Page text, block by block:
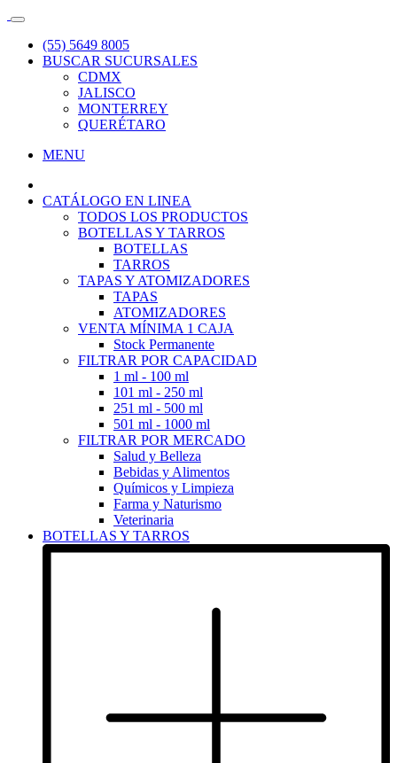
(55) 5649 8005
BUSCAR SUCURSALES
CDMX
JALISCO
MONTERREY
QUERÉTARO
MENU
CATÁLOGO EN LINEA
TODOS LOS PRODUCTOS
BOTELLAS Y TARROS
BOTELLAS
TARROS
TAPAS Y ATOMIZADORES
TAPAS
ATOMIZADORES
VENTA MÍNIMA 1 CAJA
Stock Permanente
FILTRAR POR CAPACIDAD
1 ml - 100 ml
101 ml - 250 ml
251 ml - 500 ml
501 ml - 1000 ml
FILTRAR POR MERCADO
Salud y Belleza
Bebidas y Alimentos
Químicos y Limpieza
Farma y Naturismo
Veterinaria
BOTELLAS Y TARROS